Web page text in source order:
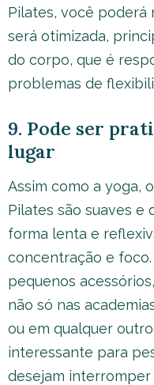
Pilates, você poderá
será otimizada,
do corpo, que é
problemas de
9. Pode ser
lugar
Assim como a yoga,
Pilates são suaves e
forma lenta e
concentração e
pequenos
não só nas
ou em qualquer
interessante para
desejam